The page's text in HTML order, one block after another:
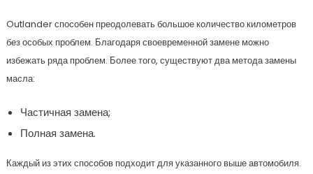
Outlander способен преодолевать большое количество километров
без особых проблем. Благодаря своевременной замене можно
избежать ряда проблем. Более того, существуют два метода замены
масла:
Частичная замена;
Полная замена.
Каждый из этих способов подходит для указанного выше автомобиля.